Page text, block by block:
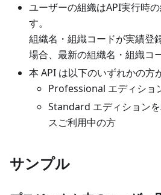
ユーザーの組織はAPI実行時
す。
組織名・組織コードが実績登
場合、最新の組織名・組織コ
本 API は以下のいずれかの方
Professional エディショ
Standard エディション
スご利用中の方
サンプル